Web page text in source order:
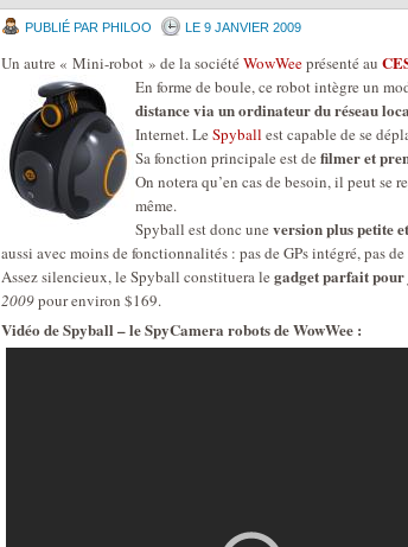
PUBLIÉ PAR PHILOO LE 9 JANVIER 2009
Un autre « Mini-robot » de la société WowWeeprésenté au
En forme de boule, ce robot intègre un
distance via un ordinateur du réseau
Internet. Le Spyball est capable de se
Sa fonction principale est de filmer et
On notera qu’en cas de besoin, il peut se
même.
Spyball est donc une version plus petite
aussi avec moins de fonctionnalités : pas de GPs intégré, pas
Assez silencieux, le Spyball constituera le gadget parfait pour
2009pour environ $169.
Vidéo de Spyball – le SpyCamera robots de WowWee :